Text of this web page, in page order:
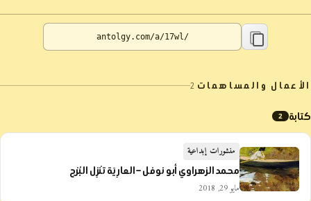
الأعمال والمساهمات 2
كتابة 2
منشورات إبداعية
محمد الزهراوي أبو نوفل – العارِيَة تنْزِل البُرْج
مايو 29, 2018